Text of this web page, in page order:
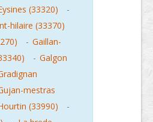
(33320)
-
hilaire (33370)
- Gaillan-
- Galgon
mestras
(33990)
-